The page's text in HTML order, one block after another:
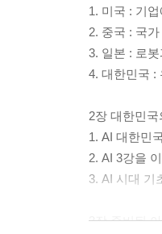
1. 미국 : 기
2. 중국 : 국
3. 일본 : 로
4. 대한민국 :
2장 대한민
1. AI 대한민
2. AI 3강을
3. AI 시대 기
3장 준비된